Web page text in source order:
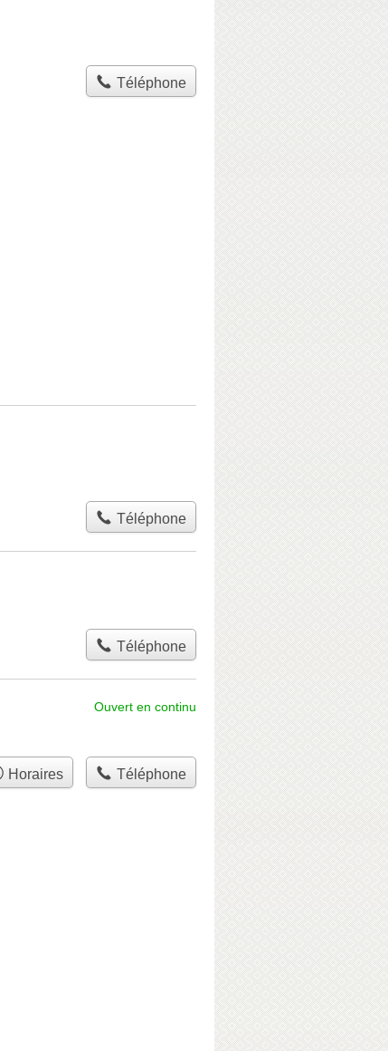
Téléphone
Téléphone
Téléphone
Ouvert en continu
Horaires Téléphone